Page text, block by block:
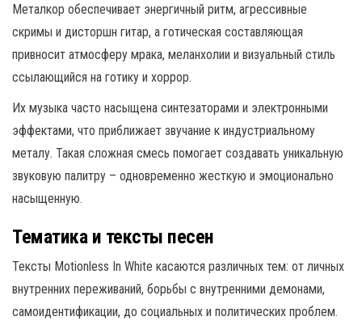
Металкор обеспечивает энергичный ритм, агрессивные
скримы и дисторшн гитар, а готическая составляющая
привносит атмосферу мрака, меланхолии и визуальный стиль
ссылающийся на готику и хоррор.
Их музыка часто насыщена синтезаторами и электронными
эффектами, что приближает звучание к индустриальному
металу. Такая сложная смесь помогает создавать уникальную
звуковую палитру – одновременно жесткую и эмоционально
насыщенную.
Тематика и тексты песен
Тексты Motionless In White касаются различных тем: от личных
внутренних переживаний, борьбы с внутренними демонами,
самоидентификации, до социальных и политических проблем.